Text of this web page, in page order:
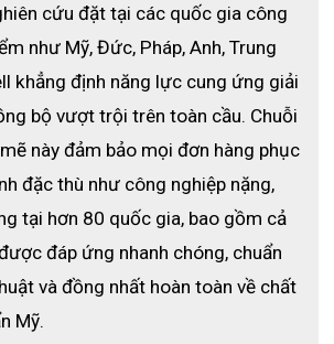
cứu đặt tại các quốc gia công
như Mỹ, Đức, Pháp, Anh, Trung
khẳng định năng lực cung ứng giải
bộ vượt trội trên toàn cầu. Chuỗi
này đảm bảo mọi đơn hàng phục
đặc thù như công nghiệp nặng,
tại hơn 80 quốc gia, bao gồm cả
đáp ứng nhanh chóng, chuẩn
và đồng nhất hoàn toàn về chất
Mỹ.